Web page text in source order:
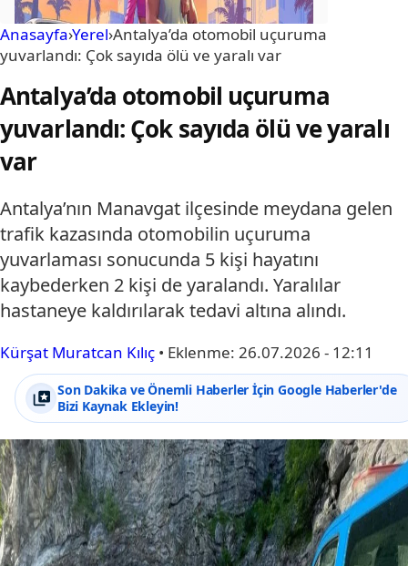
Anasayfa›Yerel›Antalya’da otomobil uçuruma
yuvarlandı: Çok sayıda ölü ve yaralı var
Antalya’da otomobil uçuruma
yuvarlandı: Çok sayıda ölü ve yaralı
var
Antalya’nın Manavgat ilçesinde meydana gelen
trafik kazasında otomobilin uçuruma
yuvarlaması sonucunda 5 kişi hayatını
kaybederken 2 kişi de yaralandı. Yaralılar
hastaneye kaldırılarak tedavi altına alındı.
Kürşat Muratcan Kılıç • Eklenme: 26.07.2026 - 12:11
Son Dakika ve Önemli Haberler İçin Google Haberler'de
Bizi Kaynak Ekleyin!